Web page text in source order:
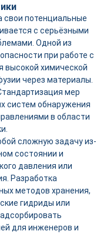
свои потенциальные
с серьёзными
Одной из
при работе с
высокой химической
через материалы.
мер
систем обнаружения
в области
сложную задачу из-
состоянии и
давления или
Разработка
методов хранения,
гидриды или
для инженеров и